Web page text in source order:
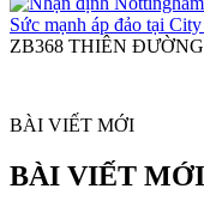
ZB368 THIÊN
BÀI VIẾT MỚI
BÀI VIẾT MỚI